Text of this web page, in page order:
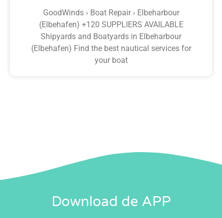
GoodWinds › Boat Repair › Elbeharbour
(Elbehafen) +120 SUPPLIERS AVAILABLE
Shipyards and Boatyards in Elbeharbour
(Elbehafen) Find the best nautical services for
your boat
Download de APP